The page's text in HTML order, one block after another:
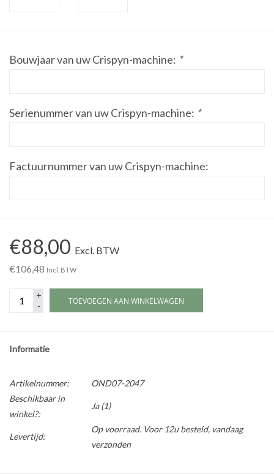
Cadeaubonnen &
Bouwjaar van uw Crispyn-machine: *
Serienummer van uw Crispyn-machine: *
Factuurnummer van uw Crispyn-machine:
€88,00 Excl. BTW
€106,48 Incl. BTW
+
-
TOEVOEGEN AAN WINKELWAGEN
Informatie
Artikelnummer:
OND07-2047
Beschikbaar in
winkel?:
Ja(1)
Levertijd:
Op voorraad. Voor 12u besteld, vandaag
verzonden